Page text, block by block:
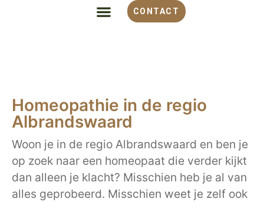
CONTACT
Homeopathie in de regio
Albrandswaard
Woon je in de regio Albrandswaard en ben je
op zoek naar een homeopaat die verder kijkt
dan alleen je klacht? Misschien heb je al van
alles geprobeerd. Misschien weet je zelf ook